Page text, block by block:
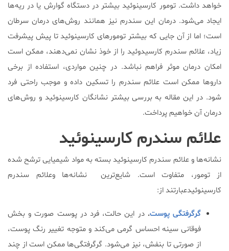
خواهد داشت. تومور کارسینوئید بیشتر در دستگاه گوارش یا در ریه‌ها
ایجاد می‌شود. درمان این سندرم نیز همانند روش‌های درمان سرطان
است؛ اما از آن جایی که بیشتر تومورهای کارسینوئید تا پیش پیشرفت
زیاد، علائم سندرم کارسیدوئید را از خوذ نشان نمی‌دهند، ممکن است
امکان درمان موثر فراهم نباشد. در چنین مواردی، استفاده از برخی
داروها ممکن است علائم سندرم را تسکین داده و موجب راحتی فرد
شود. در این مقاله به بررسی بیشتر نشانگان کارسینوئید و روش‌های
درمان آن خواهیم پرداخت.
علائم سندرم کارسینوئید
نشانه‌ها و علائم سندرم کارسینوئید بسته به مواد شیمیایی ترشح شده
از تومور، متفاوت است. شایع‌ترین نشانه‌ها وعلائم سندرم
کارسینوئیدعبارتند از:
گرگرفتگی پوست. در این حالت، فرد در پوست صورت و بخش
فوقانی سینه احساس گرمی می‌کند و متوجه تغییر رنگ پوست،
از صورتی تا بنفش، نیز می‌شود. گرگرفتگی‌ها ممکن است از چند